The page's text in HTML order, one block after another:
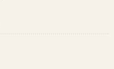
struttura composta da